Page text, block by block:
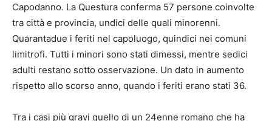
Capodanno. La Questura conferma 57 persone coinvolte
tra città e provincia, undici delle quali minorenni.
Quarantadue i feriti nel capoluogo, quindici nei comuni
limitrofi. Tutti i minori sono stati dimessi, mentre sedici
adulti restano sotto osservazione. Un dato in aumento
rispetto allo scorso anno, quando i feriti erano stati 36.
Tra i casi più gravi quello di un 24enne romano che ha